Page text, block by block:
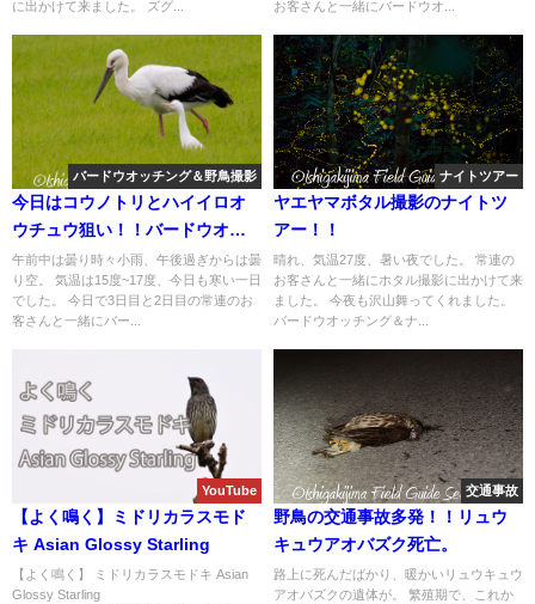
に出かけて来ました。 ズグ... お客さんと一緒にバードウオ...
バードウオッチング＆野鳥撮影
今日はコウノトリとハイイロオ
ウチュウ狙い！！バードウオッ
チング＆野鳥撮影ガイド。
午前中は曇り時々小雨、午後過ぎからは曇
り空。 気温は15度~17度、今日も寒い一日
でした。 今日で3日目と2日目の常連のお
客さんと一緒にバー...
ナイトツアー
ヤエヤマボタル撮影のナイトツ
アー！！
晴れ、気温27度、暑い夜でした。 常連の
お客さんと一緒にホタル撮影に出かけて来
ました。 今夜も沢山舞ってくれました。
バードウオッチング＆ナ...
YouTube
【よく鳴く】ミドリカラスモド
キ Asian Glossy Starling
【よく鳴く】 ミドリカラスモドキ Asian
Glossy Starling
交通事故
野鳥の交通事故多発！！リュウ
キュウアオバズク死亡。
路上に死んだばかり、暖かいリュウキュウ
アオバズクの遺体が。 繁殖期で、これか